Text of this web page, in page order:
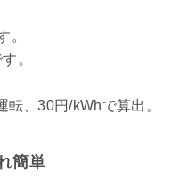
。
。
、30円/kWhで算出。
簡単